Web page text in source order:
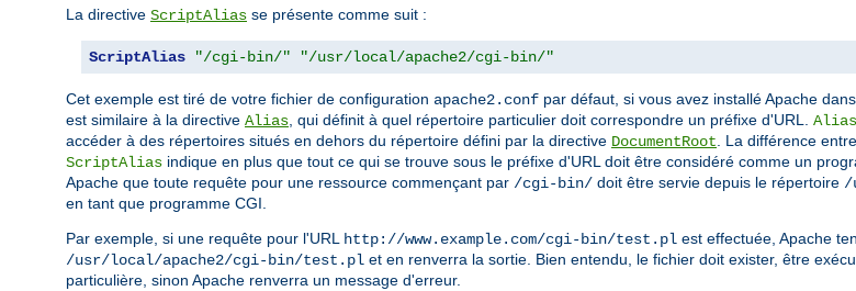
La directive ScriptAlias se présente comme suit :
ScriptAlias "/cgi-bin/" "/usr/local/apache2/cgi-bin/"
Cet exemple est tiré de votre fichier de configuration apache2.conf par défaut, si vous avez installé Apache
est similaire à la directive Alias, qui définit à quel répertoire particulier doit correspondre un préfixe d'URL. Alias
accéder à des répertoires situés en dehors du répertoire défini par la directive DocumentRoot. La différence entre
ScriptAlias indique en plus que tout ce qui se trouve sous le préfixe d'URL doit être considéré comme un
Apache que toute requête pour une ressource commençant par /cgi-bin/ doit être servie depuis le répertoire /
en tant que programme CGI.
Par exemple, si une requête pour l'URL http://www.example.com/cgi-bin/test.pl est effectuée, Apache
/usr/local/apache2/cgi-bin/test.pl et en renverra la sortie. Bien entendu, le fichier doit exister, être
particulière, sinon Apache renverra un message d'erreur.